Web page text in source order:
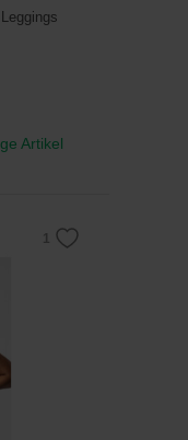
Artikel